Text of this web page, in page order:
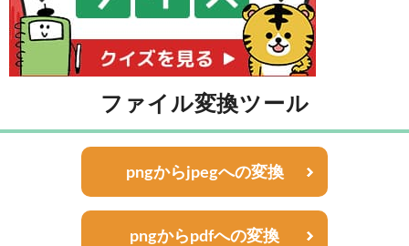
ファイル変換ツール
pngからjpegへの変換
pngからpdfへの変換